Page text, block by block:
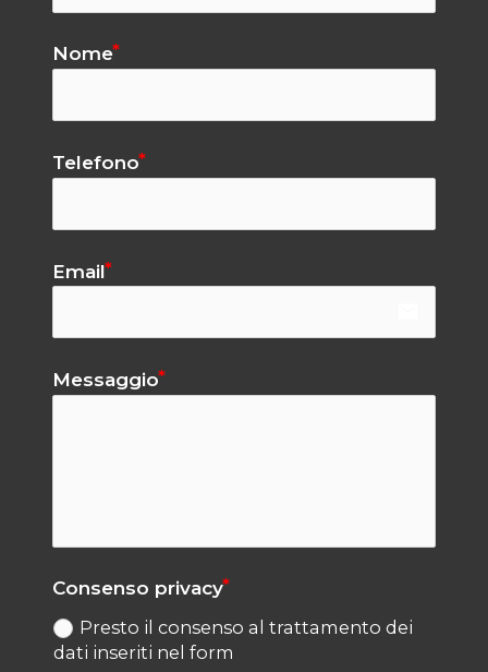
Nome
Telefono
Email
Messaggio
Consenso privacy
Presto il consenso al trattamento dei
dati inseriti nel form